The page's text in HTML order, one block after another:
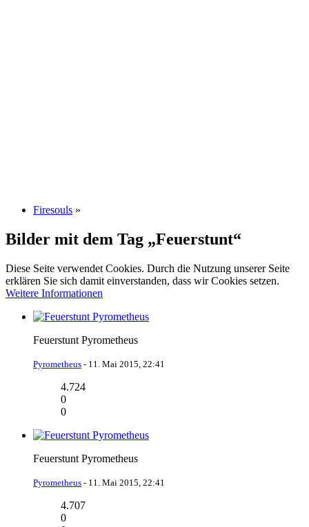
Firesouls »
Bilder mit dem Tag „Feuerstunt“
Diese Seite verwendet Cookies. Durch die Nutzung unserer Seite
erklären Sie sich damit einverstanden, dass wir Cookies setzen.
Weitere Informationen
Feuerstunt Pyrometheus
Pyrometheus - 11. Mai 2015, 22:41
4.724
0
0
Feuerstunt Pyrometheus
Pyrometheus - 11. Mai 2015, 22:41
4.707
0